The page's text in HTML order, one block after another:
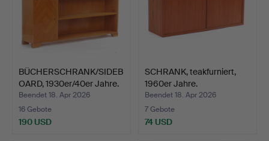
BÜCHERSCHRANK/SIDEB
OARD, 1930er/40er Jahre.
Beendet 18. Apr 2026
16 Gebote
190 USD
SCHRANK, teakfurniert,
1960er Jahre.
Beendet 18. Apr 2026
7 Gebote
74 USD